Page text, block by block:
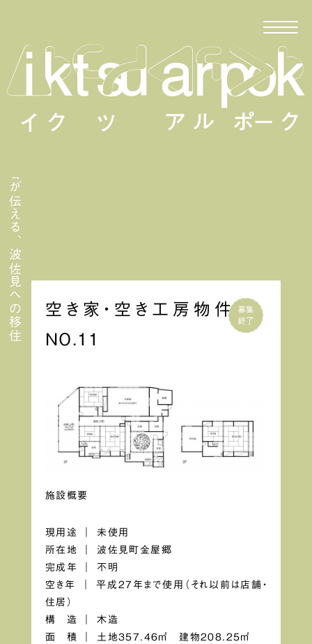
移住者が伝える、波佐見への移住
空き家・空き工房物件
NO.11
施設概要
現用途 ｜ 未使用
所在地 ｜ 波佐見町金屋郷
完成年 ｜ 不明
空き年 ｜ 平成27年まで使用（それ以前は店舗・
住居）
構 造 ｜ 木造
面 積 ｜ 土地357.46㎡ 建物208.25㎡